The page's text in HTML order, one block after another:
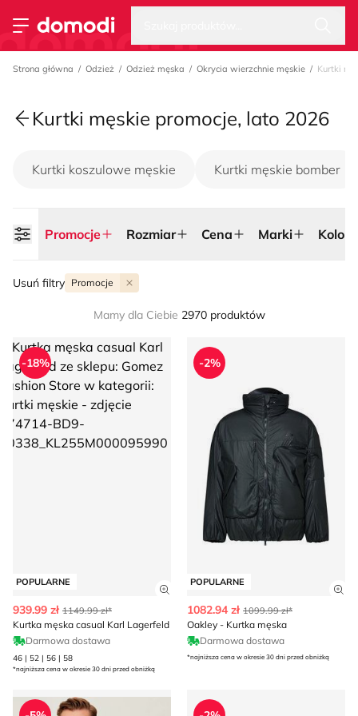
Przełącz menu
Strona główna
Strona główna Odzież Odzież męska Okrycia wierzchnie męskie Kurtki
Kurtki męskie promocje, lato 2026
Kurtki koszulowe męskie Kurtki męskie bomber
Promocje Rozmiar Cena Marki Kolor
Usuń filtry Promocje
Mamy dla Ciebie 2970 produktów
męska casual Karl Lagerfeld
POPULARNE
-18%
Zobacz szczegóły produktu
939.99 zł 1149.99 zł*
Kurtka męska casual Karl Lagerfeld
Darmowa dostawa
46 | 52 | 56 | 58
*najniższa cena w okresie 30 dni przed obniżką
Oakley - Kurtka męska
POPULARNE
-2%
1082.94 zł 1099.99 zł*
Oakley - Kurtka męska
Darmowa dostawa
*najniższa cena w okresie 30 dni przed obniżką
Peuterey - Kurtka męska casualKurtka męska casualowa 4F